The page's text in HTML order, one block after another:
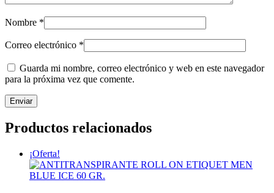
Nombre *
Correo electrónico *
Guarda mi nombre, correo electrónico y web en este navegador
para la próxima vez que comente.
Productos relacionados
¡Oferta!